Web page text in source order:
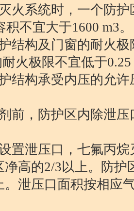
火系统时，一个防
不宜大于1600 m3。
结构及门窗的耐火
火极限不宜低于0.25
结构承受内压的允
前，防护区内除泄
置泄压口，七氟丙
净高的2/3以上。防护
。泄压口面积按相应